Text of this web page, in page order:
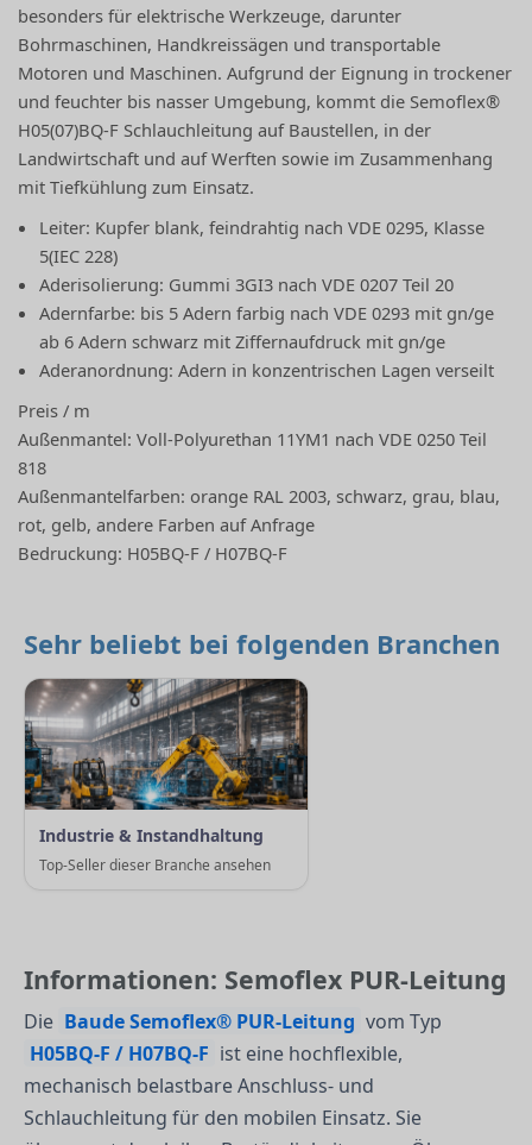
besonders für elektrische Werkzeuge, darunter
Bohrmaschinen, Handkreissägen und transportable
Motoren und Maschinen. Aufgrund der Eignung in trockener
und feuchter bis nasser Umgebung, kommt die Semoflex®
H05(07)BQ-F Schlauchleitung auf Baustellen, in der
Landwirtschaft und auf Werften sowie im Zusammenhang
mit Tiefkühlung zum Einsatz.
Leiter: Kupfer blank, feindrahtig nach VDE 0295, Klasse
5(IEC 228)
Aderisolierung: Gummi 3GI3 nach VDE 0207 Teil 20
Adernfarbe: bis 5 Adern farbig nach VDE 0293 mit gn/ge
ab 6 Adern schwarz mit Ziffernaufdruck mit gn/ge
Aderanordnung: Adern in konzentrischen Lagen verseilt
Preis / m
Außenmantel: Voll-Polyurethan 11YM1 nach VDE 0250 Teil
818
Außenmantelfarben: orange RAL 2003, schwarz, grau, blau,
rot, gelb, andere Farben auf Anfrage
Bedruckung: H05BQ-F / H07BQ-F
Sehr beliebt bei folgenden Branchen
Industrie & Instandhaltung
Top-Seller dieser Branche ansehen
Informationen: Semoflex PUR-Leitung
Die Baude Semoflex® PUR-Leitung vom Typ
H05BQ-F / H07BQ-F ist eine hochflexible,
mechanisch belastbare Anschluss- und
Schlauchleitung für den mobilen Einsatz. Sie